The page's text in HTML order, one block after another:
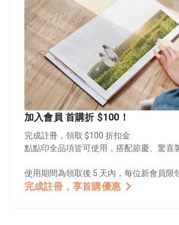
加入會員 首購折 $100！
完成註冊，領取 $100 折扣金
點點印全品項皆可使用，搭配節慶、驚喜
使用期間為領取後 5 天內，每位新會員限
完成註冊，享首購優惠